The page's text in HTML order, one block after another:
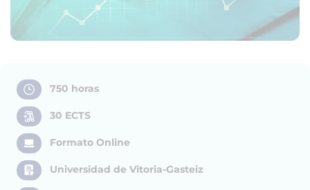
750 horas
30 ECTS
Formato Online
Universidad de Vitoria-Gasteiz